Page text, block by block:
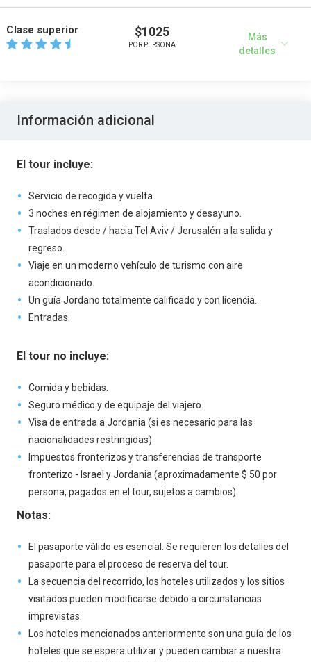
Clase superior $1025
POR PERSONA
Más
detalles
Información adicional
El tour incluye:
Servicio de recogida y vuelta.
3 noches en régimen de alojamiento y desayuno.
Traslados desde / hacia Tel Aviv / Jerusalén a la salida y
regreso.
Viaje en un moderno vehículo de turismo con aire
acondicionado.
Un guía Jordano totalmente calificado y con licencia.
Entradas.
El tour no incluye:
Comida y bebidas.
Seguro médico y de equipaje del viajero.
Visa de entrada a Jordania (si es necesario para las
nacionalidades restringidas)
Impuestos fronterizos y transferencias de transporte
fronterizo - Israel y Jordania (aproximadamente $ 50 por
persona, pagados en el tour, sujetos a cambios)
Notas:
El pasaporte válido es esencial. Se requieren los detalles del
pasaporte para el proceso de reserva del tour.
La secuencia del recorrido, los hoteles utilizados y los sitios
visitados pueden modificarse debido a circunstancias
imprevistas.
Los hoteles mencionados anteriormente son una guía de los
hoteles que se espera utilizar y pueden cambiar a nuestra